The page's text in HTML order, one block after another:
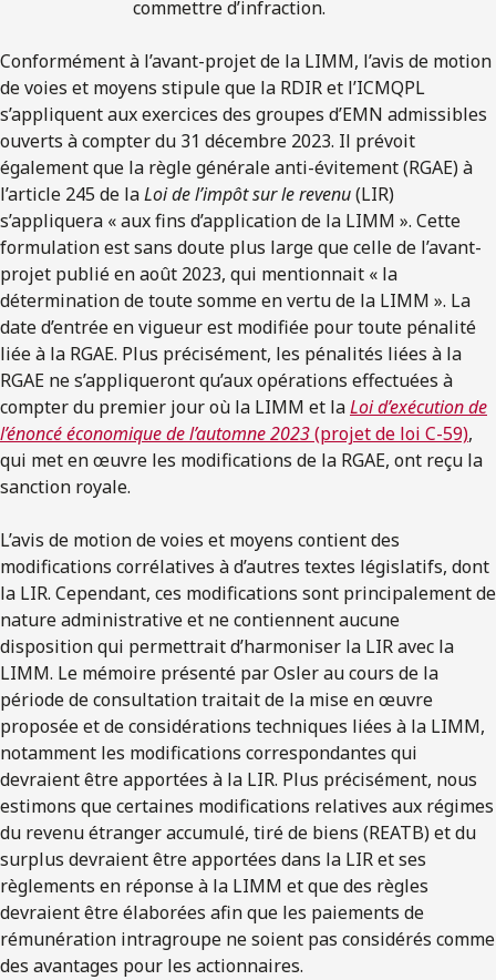
commettre d’infraction.
Conformément à l’avant-projet de la LIMM, l’avis de motion
de voies et moyens stipule que la RDIR et l’ICMQPL
s’appliquent aux exercices des groupes d’EMN admissibles
ouverts à compter du 31 décembre 2023. Il prévoit
également que la règle générale anti-évitement (RGAE) à
l’article 245 de laLoi de l’impôt sur le revenu(LIR)
s’appliquera « aux fins d’application de la LIMM ». Cette
formulation est sans doute plus large que celle de l’avant-
projet publié en août 2023, qui mentionnait « la
détermination de toute somme en vertu de la LIMM ». La
date d’entrée en vigueur est modifiée pour toute pénalité
liée à la RGAE. Plus précisément, les pénalités liées à la
RGAE ne s’appliqueront qu’aux opérations effectuées à
compter du premier jour où la LIMM et laLoi d’exécution de
l’énoncé économique de l’automne 2023(projet de loi C-59),
qui met en œuvre les modifications de la RGAE, ont reçu la
sanction royale.
L’avis de motion de voies et moyens contient des
modifications corrélatives à d’autres textes législatifs, dont
la LIR. Cependant, ces modifications sont principalement de
nature administrative et ne contiennent aucune
disposition qui permettrait d’harmoniser la LIR avec la
LIMM. Le mémoire présenté par Osler au cours de la
période de consultation traitait de la mise en œuvre
proposée et de considérations techniques liées à la LIMM,
notamment les modifications correspondantes qui
devraient être apportées à la LIR. Plus précisément, nous
estimons que certaines modifications relatives aux régimes
du revenu étranger accumulé, tiré de biens (REATB) et du
surplus devraient être apportées dans la LIR et ses
règlements en réponse à la LIMM et que des règles
devraient être élaborées afin que les paiements de
rémunération intragroupe ne soient pas considérés comme
des avantages pour les actionnaires.